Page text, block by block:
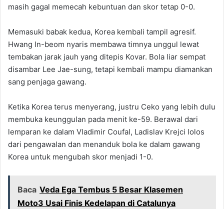
masih gagal memecah kebuntuan dan skor tetap 0-0.
Memasuki babak kedua, Korea kembali tampil agresif.
Hwang In-beom nyaris membawa timnya unggul lewat
tembakan jarak jauh yang ditepis Kovar. Bola liar sempat
disambar Lee Jae-sung, tetapi kembali mampu diamankan
sang penjaga gawang.
Ketika Korea terus menyerang, justru Ceko yang lebih dulu
membuka keunggulan pada menit ke-59. Berawal dari
lemparan ke dalam Vladimir Coufal, Ladislav Krejci lolos
dari pengawalan dan menanduk bola ke dalam gawang
Korea untuk mengubah skor menjadi 1-0.
Baca Veda Ega Tembus 5 Besar Klasemen
Moto3 Usai Finis Kedelapan di Catalunya